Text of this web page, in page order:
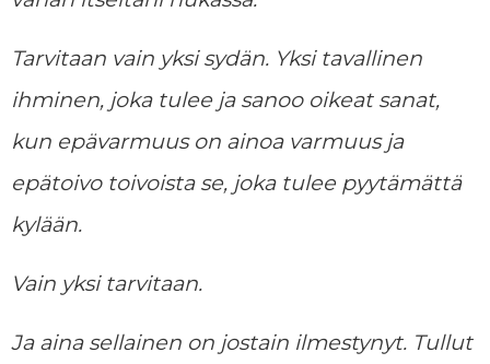
Tarvitaan vain yksi sydän. Yksi tavallinen
ihminen, joka tulee ja sanoo oikeat sanat,
kun epävarmuus on ainoa varmuus ja
epätoivo toivoista se, joka tulee pyytämättä
kylään.
Vain yksi tarvitaan.
Ja aina sellainen on jostain ilmestynyt. Tullut